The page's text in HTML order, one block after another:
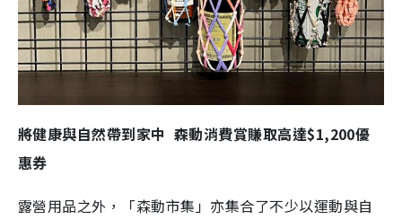
將健康與自然帶到家中 森動消費賞賺取高達$1,200優
惠券
露營用品之外，「森動市集」亦集合了不少以運動與自